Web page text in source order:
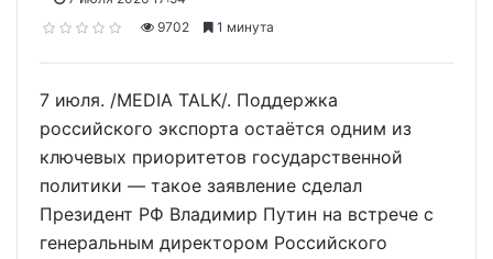
9702
1 минута
7 июля. /MEDIA TALK/. Поддержка
российского экспорта остаётся одним из
ключевых приоритетов государственной
политики — такое заявление сделал
Президент РФ Владимир Путин на встрече с
генеральным директором Российского